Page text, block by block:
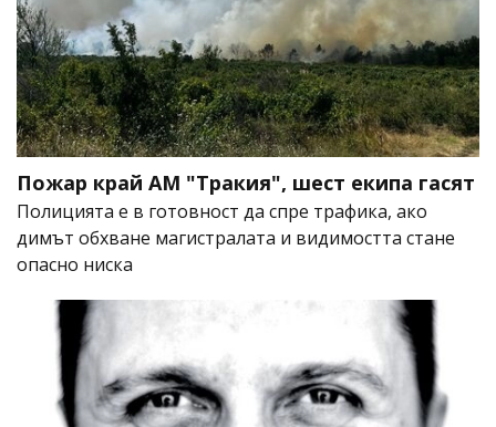
Пожар край АМ "Тракия", шест екипа гасят
Полицията е в готовност да спре трафика, ако
димът обхване магистралата и видимостта стане
опасно ниска